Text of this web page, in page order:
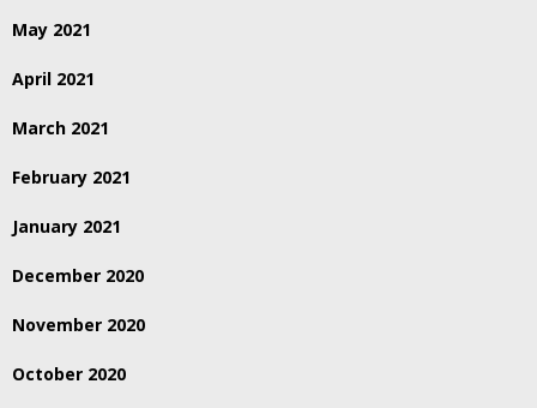
May 2021
April 2021
March 2021
February 2021
January 2021
December 2020
November 2020
October 2020